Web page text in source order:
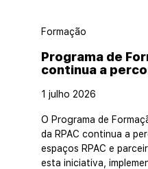
Formação
Programa de
continua a
1 julho 2026
O Programa de
da RPAC continua a
espaços RPAC e
esta iniciativa,